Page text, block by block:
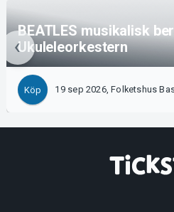
BEATLES musikalisk
Ukuleleorkestern
Köp 19 sep 2026, Folketshus